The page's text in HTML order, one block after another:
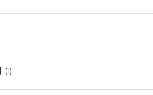
09.26(토)
(1)